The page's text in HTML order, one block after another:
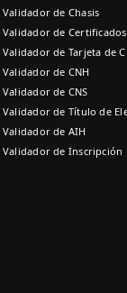
Validador de Chasis
Validador de Certificados
Validador de Tarjeta de
Validador de CNH
Validador de CNS
Validador de Título de
Validador de AIH
Validador de Inscripción